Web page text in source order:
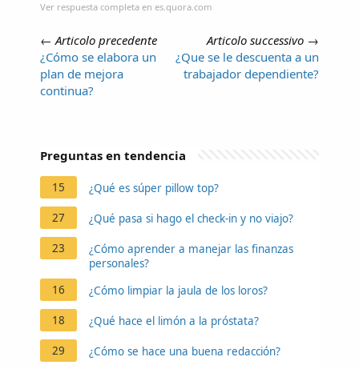
Ver respuesta completa en es.quora.com
←Articolo precedente
¿Cómo se elabora un
plan de mejora
continua?
Articolo successivo →
¿Que se le descuenta a un
trabajador dependiente?
Preguntas en tendencia
15 ¿Qué es súper pillow top?
27 ¿Qué pasa si hago el check-in y no viajo?
23
¿Cómo aprender a manejar las finanzas
personales?
16
¿Cómo limpiar la jaula de los loros?
18 ¿Qué hace el limón a la próstata?
29 ¿Cómo se hace una buena redacción?